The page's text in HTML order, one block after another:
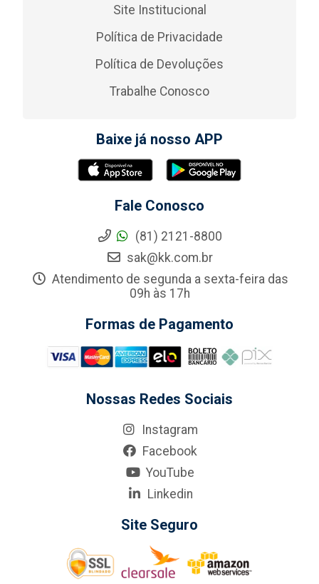
Site Institucional
Política de Privacidade
Política de Devoluções
Trabalhe Conosco
Baixe já nosso APP
Fale Conosco
(81) 2121-8800
sak@kk.com.br
Atendimento de segunda a sexta-feira das
09h às 17h
Formas de Pagamento
Nossas Redes Sociais
Instagram
Facebook
YouTube
Linkedin
Site Seguro